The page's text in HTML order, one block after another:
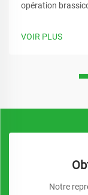
opération
VOIR PLUS
Notre